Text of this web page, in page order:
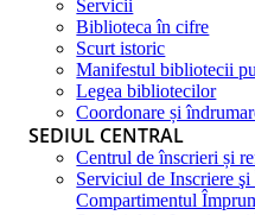
Servicii
Biblioteca în cifre
Scurt istoric
Manifestul bibliotecii
Legea bibliotecilor
Coordonare și
SEDIUL CENTRAL
Centrul de înscrieri și
Serviciul de Inscriere
Compartimentul